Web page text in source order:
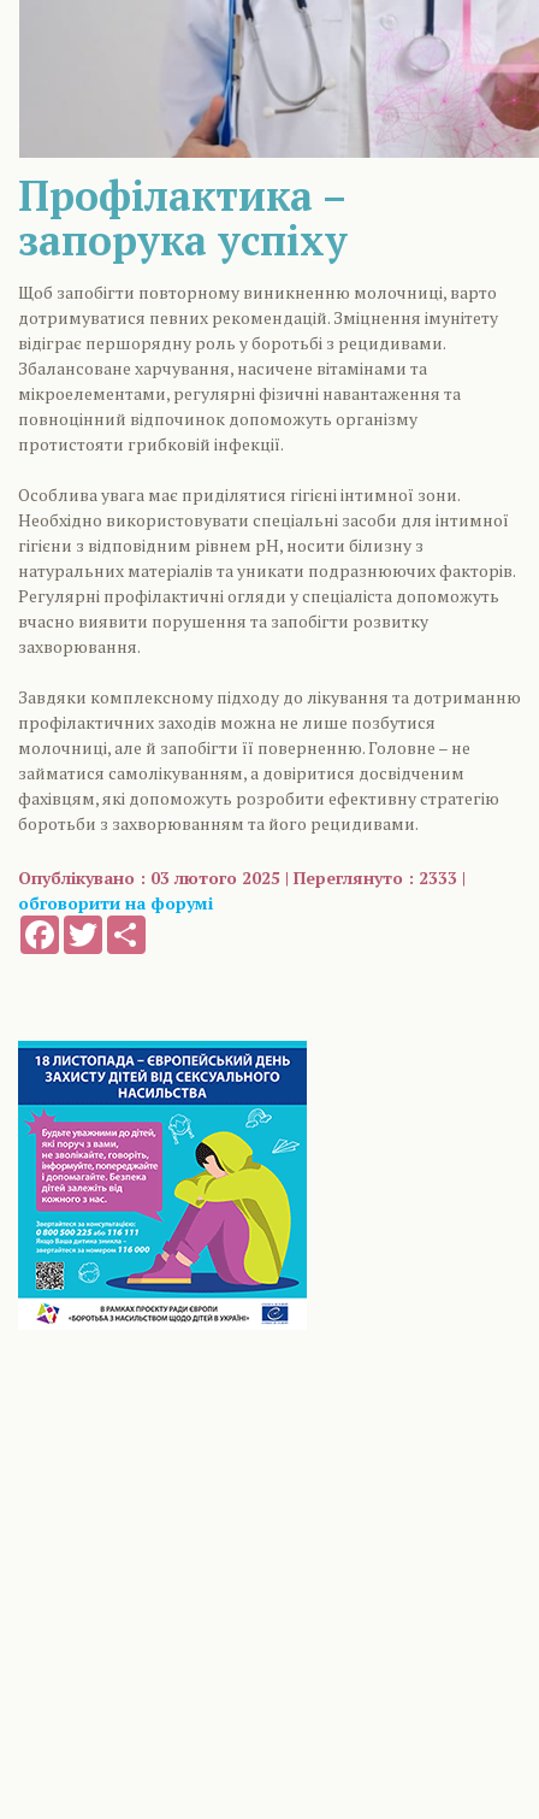
Профілактика –
запорука успіху
Щоб запобігти повторному виникненню молочниці, варто
дотримуватися певних рекомендацій. Зміцнення імунітету
відіграє першорядну роль у боротьбі з рецидивами.
Збалансоване харчування, насичене вітамінами та
мікроелементами, регулярні фізичні навантаження та
повноцінний відпочинок допоможуть організму
протистояти грибковій інфекції.
Особлива увага має приділятися гігієні інтимної зони.
Необхідно використовувати спеціальні засоби для інтимної
гігієни з відповідним рівнем pH, носити білизну з
натуральних матеріалів та уникати подразнюючих факторів.
Регулярні профілактичні огляди у спеціаліста допоможуть
вчасно виявити порушення та запобігти розвитку
захворювання.
Завдяки комплексному підходу до лікування та дотриманню
профілактичних заходів можна не лише позбутися
молочниці, але й запобігти її поверненню. Головне – не
займатися самолікуванням, а довіритися досвідченим
фахівцям, які допоможуть розробити ефективну стратегію
боротьби з захворюванням та його рецидивами.
Опублікувано : 03 лютого 2025 | Переглянуто : 2333 |
обговорити на форумі
FacebookTwitter